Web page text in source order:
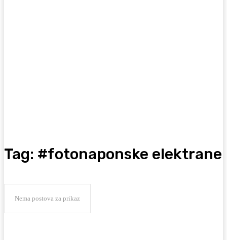
Tag: #fotonaponske elektrane
Nema postova za prikaz